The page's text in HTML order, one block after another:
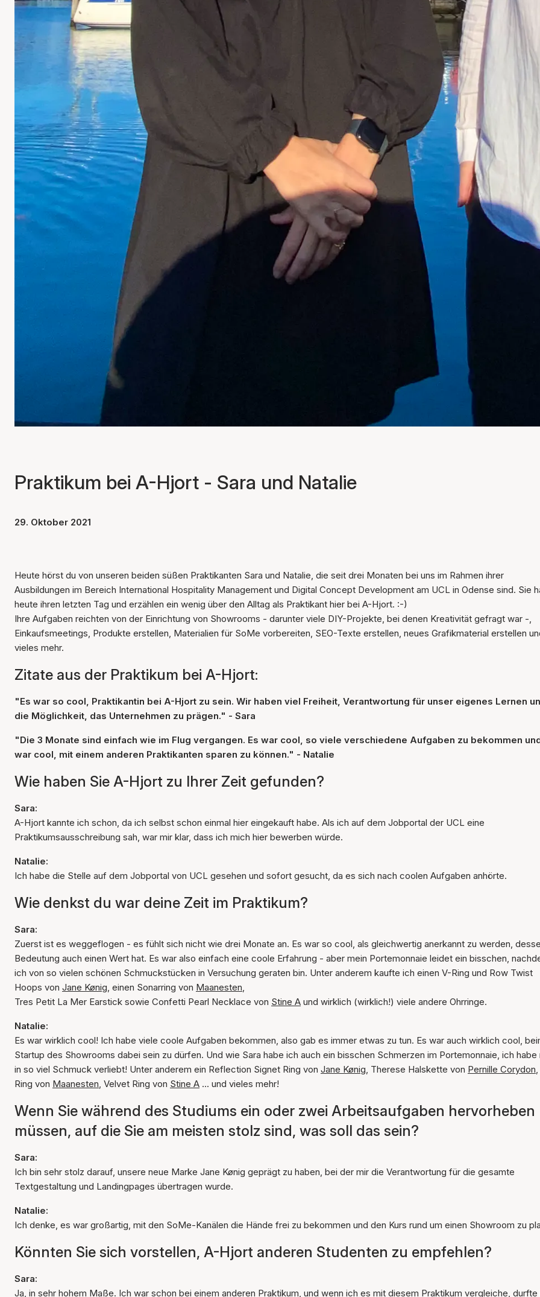
Praktikum bei A-Hjort - Sara und Natalie
29. Oktober 2021
Heute hörst du von unseren beiden süßen Praktikanten Sara und Natalie, die seit drei Monaten bei uns im Rahmen ihrer
Ausbildungen im Bereich International Hospitality Management und Digital Concept Development am UCL in Odense sind. Sie
heute ihren letzten Tag und erzählen ein wenig über den Alltag als Praktikant hier bei A-Hjort. :-)
Ihre Aufgaben reichten von der Einrichtung von Showrooms - darunter viele DIY-Projekte, bei denen Kreativität gefragt war -,
Einkaufsmeetings, Produkte erstellen, Materialien für SoMe vorbereiten, SEO-Texte erstellen, neues Grafikmaterial erstellen
vieles mehr.
Zitate aus der Praktikum bei A-Hjort:
"Es war so cool, Praktikantin bei A-Hjort zu sein. Wir haben viel Freiheit, Verantwortung für unser eigenes Lernen
die Möglichkeit, das Unternehmen zu prägen." - Sara
"Die 3 Monate sind einfach wie im Flug vergangen. Es war cool, so viele verschiedene Aufgaben zu bekommen
war cool, mit einem anderen Praktikanten sparen zu können." - Natalie
Wie haben Sie A-Hjort zu Ihrer Zeit gefunden?
Sara:
A-Hjort kannte ich schon, da ich selbst schon einmal hier eingekauft habe. Als ich auf dem Jobportal der UCL eine
Praktikumsausschreibung sah, war mir klar, dass ich mich hier bewerben würde.
Natalie:
Ich habe die Stelle auf dem Jobportal von UCL gesehen und sofort gesucht, da es sich nach coolen Aufgaben anhörte.
Wie denkst du war deine Zeit im Praktikum?
Sara:
Zuerst ist es weggeflogen - es fühlt sich nicht wie drei Monate an. Es war so cool, als gleichwertig anerkannt zu werden,
Bedeutung auch einen Wert hat. Es war also einfach eine coole Erfahrung - aber mein Portemonnaie leidet ein bisschen,
ich von so vielen schönen Schmuckstücken in Versuchung geraten bin. Unter anderem kaufte ich einen V-Ring und Row Twist
Hoops von Jane Kønig, einen Sonarring von Maanesten,
Tres Petit La Mer Earstick sowie Confetti Pearl Necklace von Stine A und wirklich (wirklich!) viele andere Ohrringe.
Natalie:
Es war wirklich cool! Ich habe viele coole Aufgaben bekommen, also gab es immer etwas zu tun. Es war auch wirklich cool,
Startup des Showrooms dabei sein zu dürfen. Und wie Sara habe ich auch ein bisschen Schmerzen im Portemonnaie, ich habe
in so viel Schmuck verliebt! Unter anderem ein Reflection Signet Ring von Jane Kønig, Therese Halskette von Pernille Corydon
Ring von Maanesten, Velvet Ring von Stine A ... und vieles mehr!
Wenn Sie während des Studiums ein oder zwei Arbeitsaufgaben hervorheben
müssen, auf die Sie am meisten stolz sind, was soll das sein?
Sara:
Ich bin sehr stolz darauf, unsere neue Marke Jane Kønig geprägt zu haben, bei der mir die Verantwortung für die gesamte
Textgestaltung und Landingpages übertragen wurde.
Natalie:
Ich denke, es war großartig, mit den SoMe-Kanälen die Hände frei zu bekommen und den Kurs rund um einen Showroom zu
Könnten Sie sich vorstellen, A-Hjort anderen Studenten zu empfehlen?
Sara:
Ja, in sehr hohem Maße. Ich war schon bei einem anderen Praktikum, und wenn ich es mit diesem Praktikum vergleiche, durfte